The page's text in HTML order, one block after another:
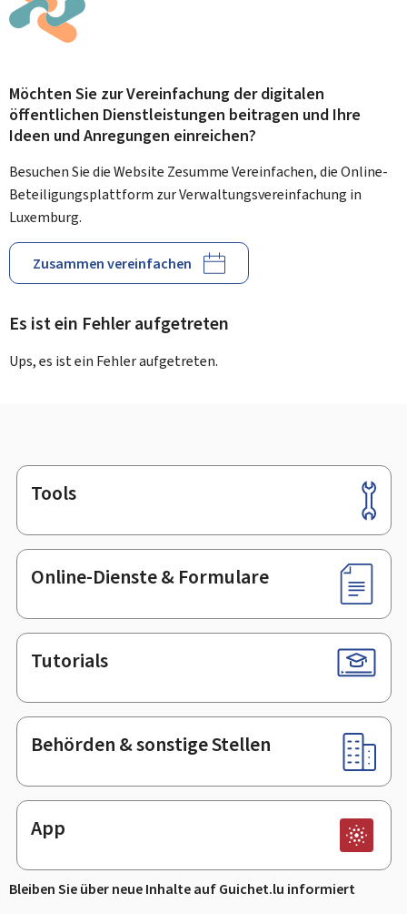
Möchten Sie zur Vereinfachung der digitalen
öffentlichen Dienstleistungen beitragen und Ihre
Ideen und Anregungen einreichen?
Besuchen Sie die Website Zesumme Vereinfachen, die Online-
Beteiligungsplattform zur Verwaltungsvereinfachung in
Luxemburg.
Zusammen vereinfachen
Es ist ein Fehler aufgetreten
Ups, es ist ein Fehler aufgetreten.
Footer
Tools
Online-Dienste & Formulare
Tutorials
Behörden & sonstige Stellen
App
Bleiben Sie über neue Inhalte auf Guichet.lu informiert